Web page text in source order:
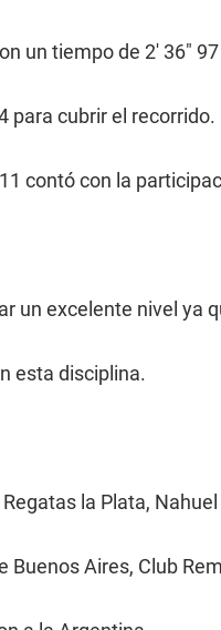
un tiempo de 2' 36"
para cubrir el recorrido.
contó con la
un excelente nivel ya
esta disciplina.
la Plata,
Buenos Aires, Club